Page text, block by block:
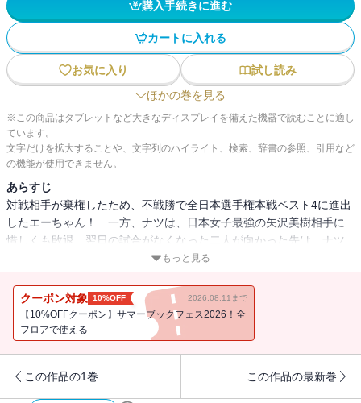
購入手続きに進む
カートに入れる
お気に入り
試し読み
ほかの巻を見る
※この商品はタブレットなど大きなディスプレイを備えた機器で読むことに適し
ています。
文字だけを拡大することや、文字列のハイライト、検索、辞書の参照、引用など
の機能が使用できません。
あらすじ
対戦相手が棄権したため、不戦勝で全日本選手権本戦ベスト4に進出
したエーちゃん！ 一方、ナツは、日本女子最強の矢沢美樹相手に
惜しくも敗退。翌日の試合がなくなった二人が向かった先は、ナツ
の家!! しかも家には、二人っきり!!! のんびり休息のはずが……胸
始まる!!
もっと見る
クーポン対象 10%OFF 2026.08.11まで
【10%OFFクーポン】サマーブックフェス2026！全
フロアで使える
この作品の1巻 この作品の最新巻